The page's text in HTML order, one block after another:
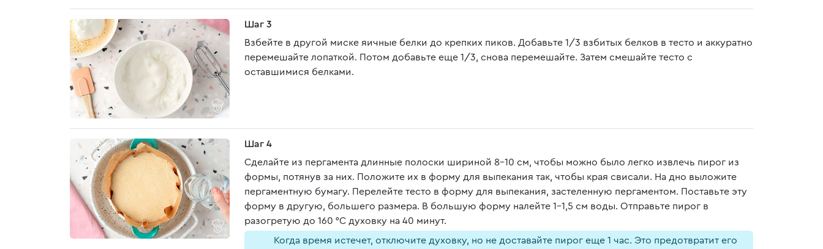
Шаг 3
Взбейте в другой миске яичные белки до крепких пиков. Добавьте 1/3 взбитых белков в тесто и аккуратно
перемешайте лопаткой. Потом добавьте еще 1/3, снова перемешайте. Затем смешайте тесто с
оставшимися белками.
Шаг 4
Сделайте из пергамента длинные полоски шириной 8-10 см, чтобы можно было легко извлечь пирог из
формы, потянув за них. Положите их в форму для выпекания так, чтобы края свисали. На дно выложите
пергаментную бумагу. Перелейте тесто в форму для выпекания, застеленную пергаментом. Поставьте эту
форму в другую, большего размера. В большую форму налейте 1-1,5 см воды. Отправьте пирог в
разогретую до 160 °C духовку на 40 минут.
Когда время истечет, отключите духовку, но не доставайте пирог еще 1 час. Это предотвратит его